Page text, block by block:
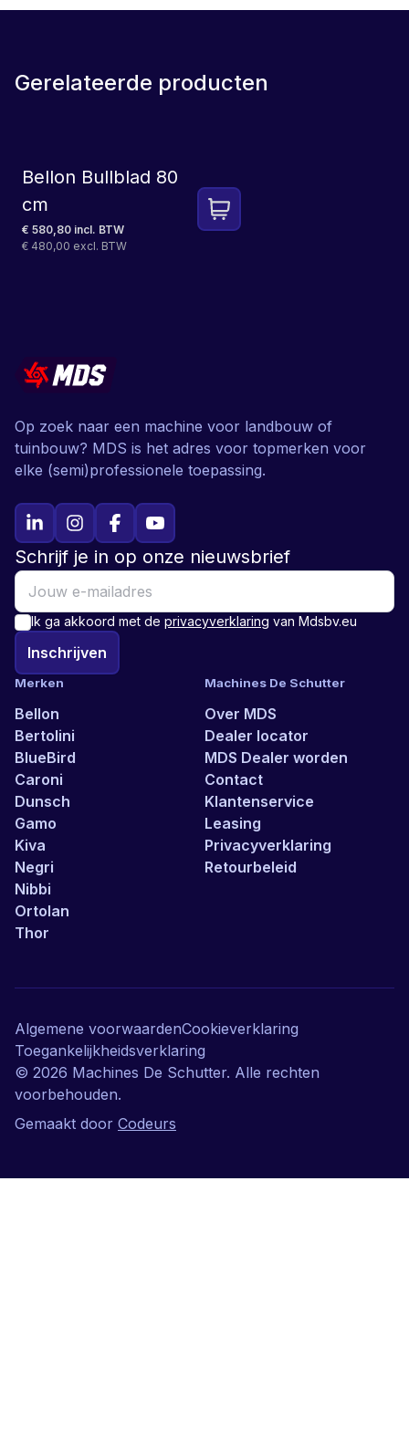
Gerelateerde producten
Bellon Bullblad 80
cm
€ 580,80 incl. BTW
€ 480,00 excl. BTW
Op zoek naar een machine voor landbouw of
tuinbouw? MDS is het adres voor topmerken voor
elke (semi)professionele toepassing.
Merken
Bellon
Bertolini
BlueBird
Caroni
Dunsch
Gamo
Kiva
Negri
Nibbi
Ortolan
Thor
Machines De Schutter
Over MDS
Dealer locator
MDS Dealer worden
Contact
Klantenservice
Leasing
Privacyverklaring
Retourbeleid
Schrijf je in op onze nieuwsbrief
Ik ga akkoord met de privacyverklaring van Mdsbv.eu
Inschrijven
© 2026 Machines De Schutter. Alle rechten
voorbehouden.
Gemaakt door Codeurs
Algemene voorwaardenCookieverklaring
Toegankelijkheidsverklaring